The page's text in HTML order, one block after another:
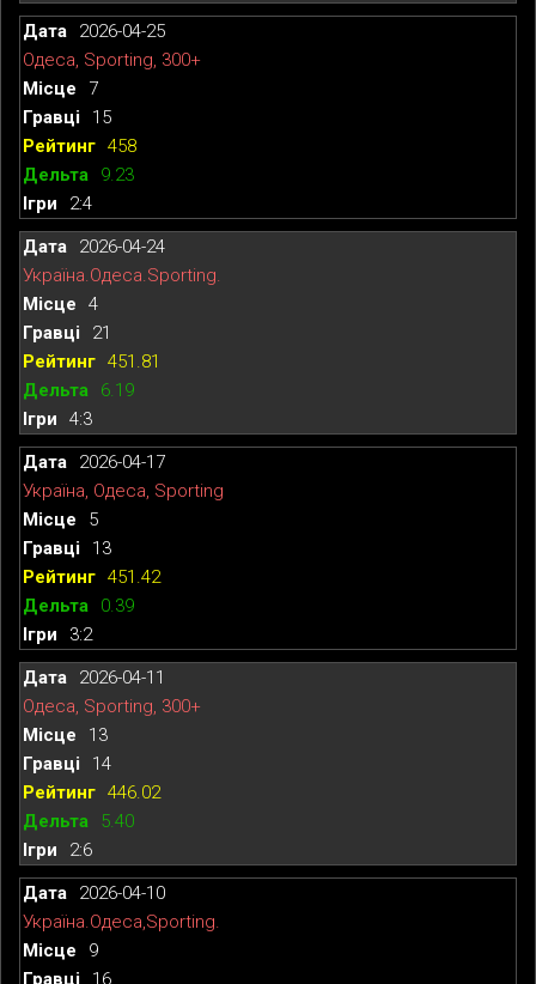
2026-04-25
Одеса, Sporting, 300+
7
15
458
9.23
2:4
2026-04-24
Україна.Одеса.Sporting.
4
21
451.81
6.19
4:3
2026-04-17
Україна, Одеса, Sporting
5
13
451.42
0.39
3:2
2026-04-11
Одеса, Sporting, 300+
13
14
446.02
5.40
2:6
2026-04-10
Україна.Одеса,Sporting.
9
16